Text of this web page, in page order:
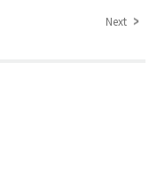
Next